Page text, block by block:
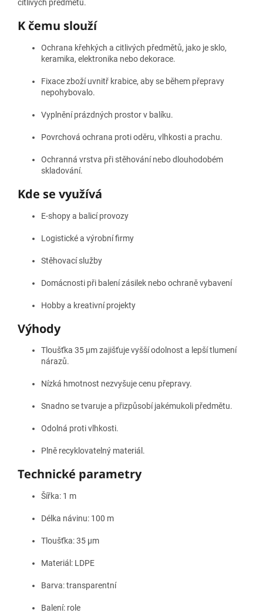
citlivých předmětů.
K čemu slouží
Ochrana křehkých a citlivých předmětů, jako je sklo,
keramika, elektronika nebo dekorace.
Fixace zboží uvnitř krabice, aby se během přepravy
nepohybovalo.
Vyplnění prázdných prostor v balíku.
Povrchová ochrana proti oděru, vlhkosti a prachu.
Ochranná vrstva při stěhování nebo dlouhodobém
skladování.
Kde se využívá
E‑shopy a balicí provozy
Logistické a výrobní firmy
Stěhovací služby
Domácnosti při balení zásilek nebo ochraně vybavení
Hobby a kreativní projekty
Výhody
Tloušťka 35 μm zajišťuje vyšší odolnost a lepší tlumení
nárazů.
Nízká hmotnost nezvyšuje cenu přepravy.
Snadno se tvaruje a přizpůsobí jakémukoli předmětu.
Odolná proti vlhkosti.
Plně recyklovatelný materiál.
Technické parametry
Šířka: 1 m
Délka návinu: 100 m
Tloušťka: 35 μm
Materiál: LDPE
Barva: transparentní
Balení: role